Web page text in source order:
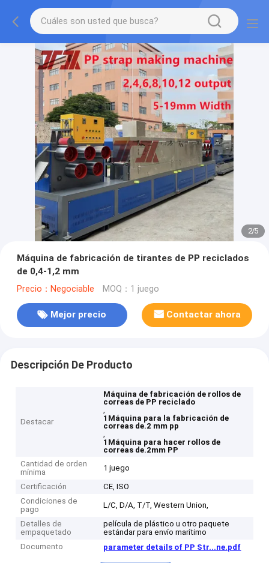
2/5
Máquina de fabricación de tirantes de PP reciclados
de 0,4-1,2 mm
Precio：Negociable MOQ：1 juego
Mejor precio Contactar ahora
Descripción De Producto
Destacar
Máquina de fabricación de rollos de
correas de PP reciclado
,
1Máquina para la fabricación de
correas de.2 mm pp
,
1Máquina para hacer rollos de
correas de.2mm PP
Cantidad de orden
mínima
1 juego
Certificación
CE, ISO
Condiciones de
pago
L/C, D/A, T/T, Western Union,
Detalles de
empaquetado
película de plástico u otro paquete
estándar para envío marítimo
Documento
parameter details of PP Str...ne.pdf